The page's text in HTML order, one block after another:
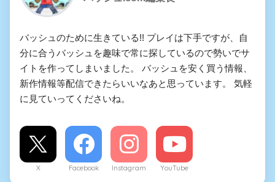
バッシュのために生きている!! プレイは下手ですが、自
分に合うバッシュを趣味で常に探しているので勢いでサ
イトを作ってしまいました。 バッシュを安く買う情報、
新作情報等配信できたらいいなあと思っています。 気軽
に見ていってくださいね。
X Facebook Instagram YouTube